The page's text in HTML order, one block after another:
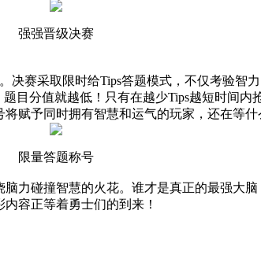
强强晋级决赛
赛采取限时给Tips答题模式，不仅考验智
目分值就越低！只有在越少Tips越短时间
赋予同时拥有智慧和运气的玩家，还在等什
限量答题称号
力碰撞智慧的火花。谁才是真正的最强大
容正等着勇士们的到来！